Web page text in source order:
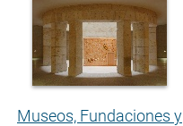
Museos, Fundaciones y